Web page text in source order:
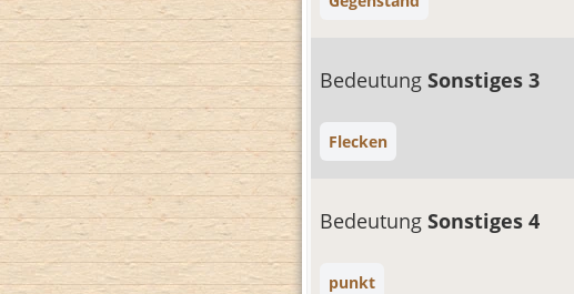
Bedeutung Sonstiges 3
Flecken
Bedeutung Sonstiges 4
punkt